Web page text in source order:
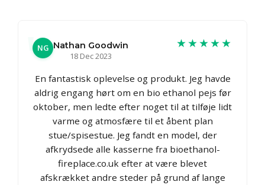
NG Nathan Goodwin
18 Dec 2023
★★★★★
En fantastisk oplevelse og produkt. Jeg havde
aldrig engang hørt om en bio ethanol pejs før
oktober, men ledte efter noget til at tilføje lidt
varme og atmosfære til et åbent plan
stue/spisestue. Jeg fandt en model, der
afkrydsede alle kasserne fra bioethanol-
fireplace.co.uk efter at være blevet
afskrækket andre steder på grund af lange